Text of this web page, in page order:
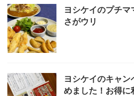
ヨシケイのプチ
さがウリ
ヨシケイのキャン
めました！お得に